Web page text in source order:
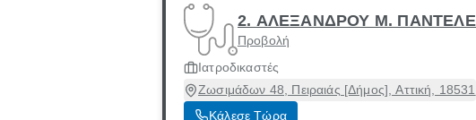
2. ΑΛΕΞΑΝΔΡΟΥ Μ.
Προβολή
Ιατροδικαστές
Ζωσιμάδων 48, Πειραιάς [Δήμος], Αττική, 18531
Κάλεσε Τώρα